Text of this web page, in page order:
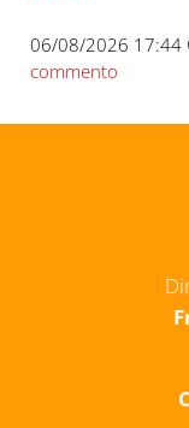
06/08/2026 17:44
commento